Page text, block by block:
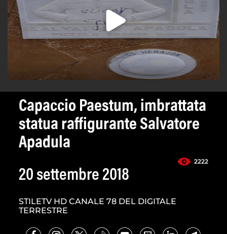
Capaccio Paestum, imbrattata
statua raffigurante Salvatore
Apadula
2222
20 settembre 2018
STILETV HD CANALE 78 DEL DIGITALE
TERRESTRE